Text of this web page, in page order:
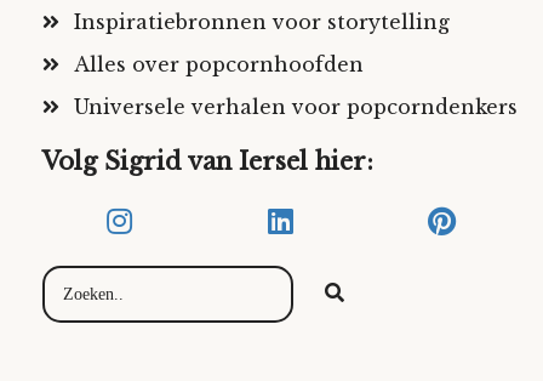
Inspiratiebronnen voor storytelling
Alles over popcornhoofden
Universele verhalen voor popcorndenkers
Volg Sigrid van Iersel hier: